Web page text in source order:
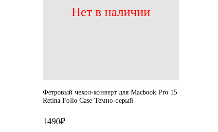
Нет в наличии
Фетровый чехол-конверт для Macbook Pro 15
Retina Folio Case Темно-серый
1490₽